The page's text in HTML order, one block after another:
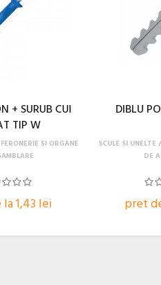
+ SURUB CUI
TIP W
1,43 lei
FERONERIE SI ORGANE
DIBLU
pret
SCULE SI UNELTE
DE